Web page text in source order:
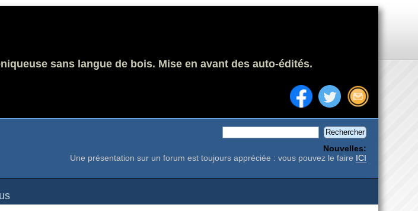
sans langue de bois. Mise en avant des auto-édités.
Nouvelles:
Une présentation sur un forum est toujours appréciée : vous pouvez le faire ICI